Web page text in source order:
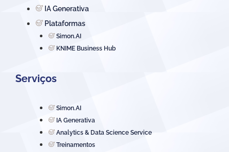
IA Generativa
Plataformas
Simon.AI
KNIME Business Hub
Serviços
Simon.AI
IA Generativa
Analytics & Data Science Service
Treinamentos